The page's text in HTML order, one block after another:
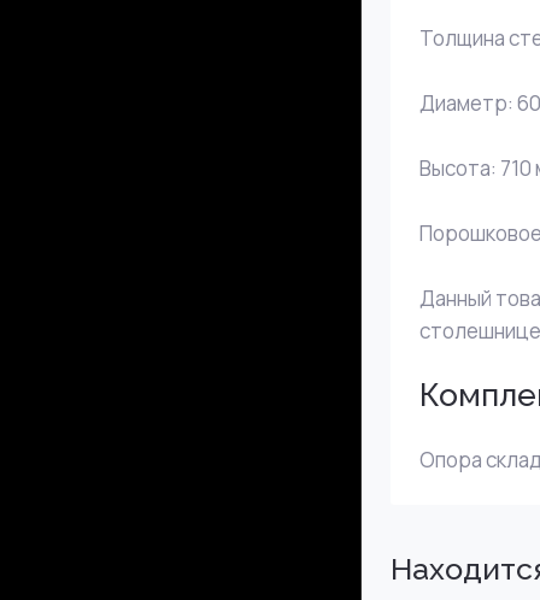
Толщина
Диаметр:
Высота:
Данный
Опора